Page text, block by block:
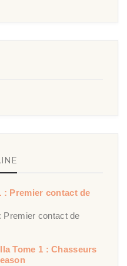
: Premier contact de
Premier contact de
Tome 1 : Chasseurs